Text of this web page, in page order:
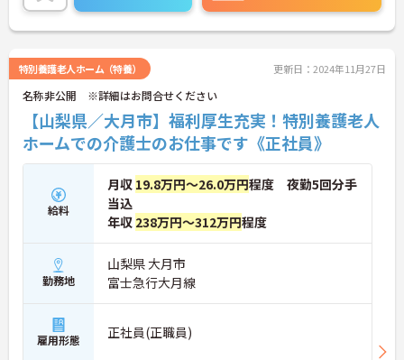
特別養護老人ホーム（特養） 更新日：2024年11月27日
名称非公開 ※詳細はお問合せください
【山梨県／大月市】福利厚生充実！特別養護老人
ホームでの介護士のお仕事です《正社員》
給料
月収 19.8万円～26.0万円程度 夜勤5回分手
当込
年収 238万円～312万円程度
勤務地
山梨県 大月市
富士急行大月線
雇用形態 正社員(正職員)